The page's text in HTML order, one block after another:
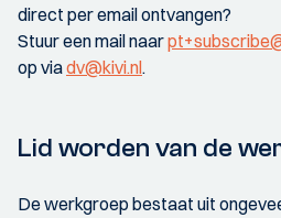
direct per email ontvangen?
Stuur een mail naar
op viadv@kivi.nl.
Lid worden van de
De werkgroep bestaat uit